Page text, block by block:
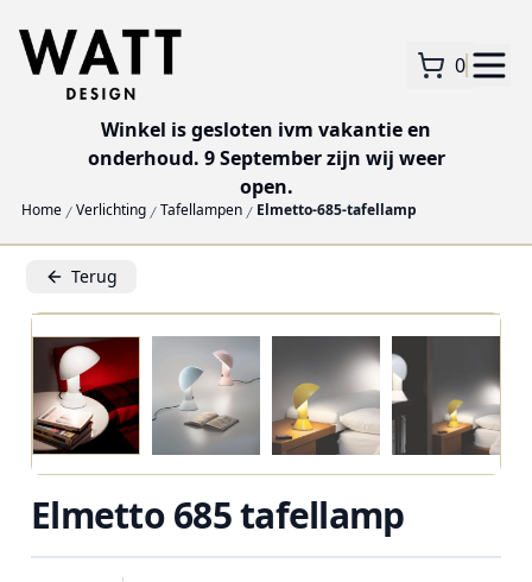
0
Winkel is gesloten ivm vakantie en
onderhoud. 9 September zijn wij weer
open.
Home Verlichting Tafellampen Elmetto-685-tafellamp
Terug
Elmetto 685 tafellamp